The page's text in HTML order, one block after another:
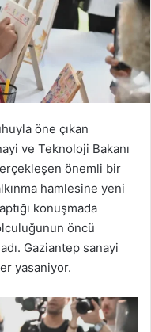
öne çıkan
ve Teknoloji Bakanı
önemli bir
hamlesine yeni
konuşmada
öncü
Gaziantep sanayi
yasaniyor.